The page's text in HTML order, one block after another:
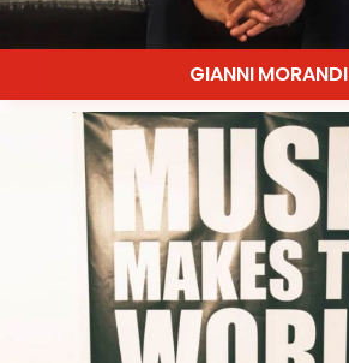
GIANNI MORANDI